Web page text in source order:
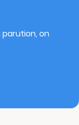
parution, on